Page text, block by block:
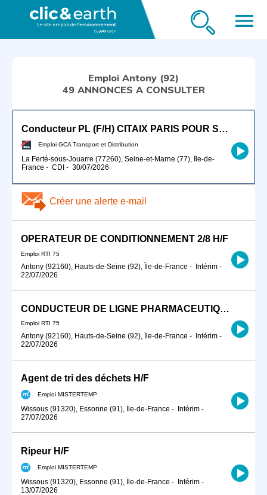
menu
Emploi Antony (92)
49 ANNONCES A CONSULTER
Conducteur PL (F/H) CITAIX PARIS POUR SEPTEMBRE 2026
Emploi GCA Transport et Distribution
La Ferté-sous-Jouarre (77260), Seine-et-Marne (77), Île-de-
France - CDI - 30/07/2026
Créer une alerte e-mail
OPERATEUR DE CONDITIONNEMENT 2/8 H/F
Emploi RTI 75
Antony (92160), Hauts-de-Seine (92), Île-de-France - Intérim -
22/07/2026
CONDUCTEUR DE LIGNE PHARMACEUTIQUE
Emploi RTI 75
Antony (92160), Hauts-de-Seine (92), Île-de-France - Intérim -
22/07/2026
Agent de tri des déchets H/F
Emploi MISTERTEMP
Wissous (91320), Essonne (91), Île-de-France - Intérim -
27/07/2026
Ripeur H/F
Emploi MISTERTEMP
Wissous (91320), Essonne (91), Île-de-France - Intérim -
13/07/2026